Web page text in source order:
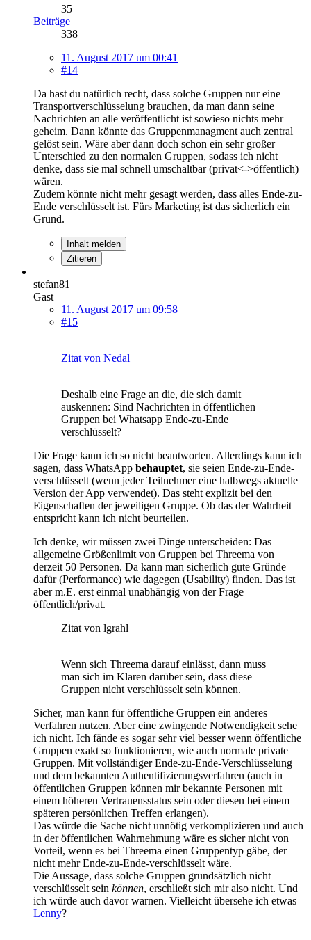
35
Beiträge
338
11. August 2017 um 00:41
#14
Da hast du natürlich recht, dass solche Gruppen nur eine
Transportverschlüsselung brauchen, da man dann seine
Nachrichten an alle veröffentlicht ist sowieso nichts mehr
geheim. Dann könnte das Gruppenmanagment auch zentral
gelöst sein. Wäre aber dann doch schon ein sehr großer
Unterschied zu den normalen Gruppen, sodass ich nicht
denke, dass sie mal schnell umschaltbar (privat<->öffentlich)
wären.
Zudem könnte nicht mehr gesagt werden, dass alles Ende-zu-
Ende verschlüsselt ist. Fürs Marketing ist das sicherlich ein
Grund.
Inhalt melden
Zitieren
stefan81
Gast
11. August 2017 um 09:58
#15
Zitat von Nedal
Deshalb eine Frage an die, die sich damit
auskennen: Sind Nachrichten in öffentlichen
Gruppen bei Whatsapp Ende-zu-Ende
verschlüsselt?
Die Frage kann ich so nicht beantworten. Allerdings kann ich
sagen, dass WhatsApp behauptet, sie seien Ende-zu-Ende-
verschlüsselt (wenn jeder Teilnehmer eine halbwegs aktuelle
Version der App verwendet). Das steht explizit bei den
Eigenschaften der jeweiligen Gruppe. Ob das der Wahrheit
entspricht kann ich nicht beurteilen.
Ich denke, wir müssen zwei Dinge unterscheiden: Das
allgemeine Größenlimit von Gruppen bei Threema von
derzeit 50 Personen. Da kann man sicherlich gute Gründe
dafür (Performance) wie dagegen (Usability) finden. Das ist
aber m.E. erst einmal unabhängig von der Frage
öffentlich/privat.
Zitat von lgrahl
Wenn sich Threema darauf einlässt, dann muss
man sich im Klaren darüber sein, dass diese
Gruppen nicht verschlüsselt sein können.
Sicher, man kann für öffentliche Gruppen ein anderes
Verfahren nutzen. Aber eine zwingende Notwendigkeit sehe
ich nicht. Ich fände es sogar sehr viel besser wenn öffentliche
Gruppen exakt so funktionieren, wie auch normale private
Gruppen. Mit vollständiger Ende-zu-Ende-Verschlüsselung
und dem bekannten Authentifizierungsverfahren (auch in
öffentlichen Gruppen können mir bekannte Personen mit
einem höheren Vertrauensstatus sein oder diesen bei einem
späteren persönlichen Treffen erlangen).
Das würde die Sache nicht unnötig verkomplizieren und auch
in der öffentlichen Wahrnehmung wäre es sicher nicht von
Vorteil, wenn es bei Threema einen Gruppentyp gäbe, der
nicht mehr Ende-zu-Ende-verschlüsselt wäre.
Die Aussage, dass solche Gruppen grundsätzlich nicht
verschlüsselt sein können, erschließt sich mir also nicht. Und
ich würde auch davor warnen. Vielleicht übersehe ich etwas
Lenny?